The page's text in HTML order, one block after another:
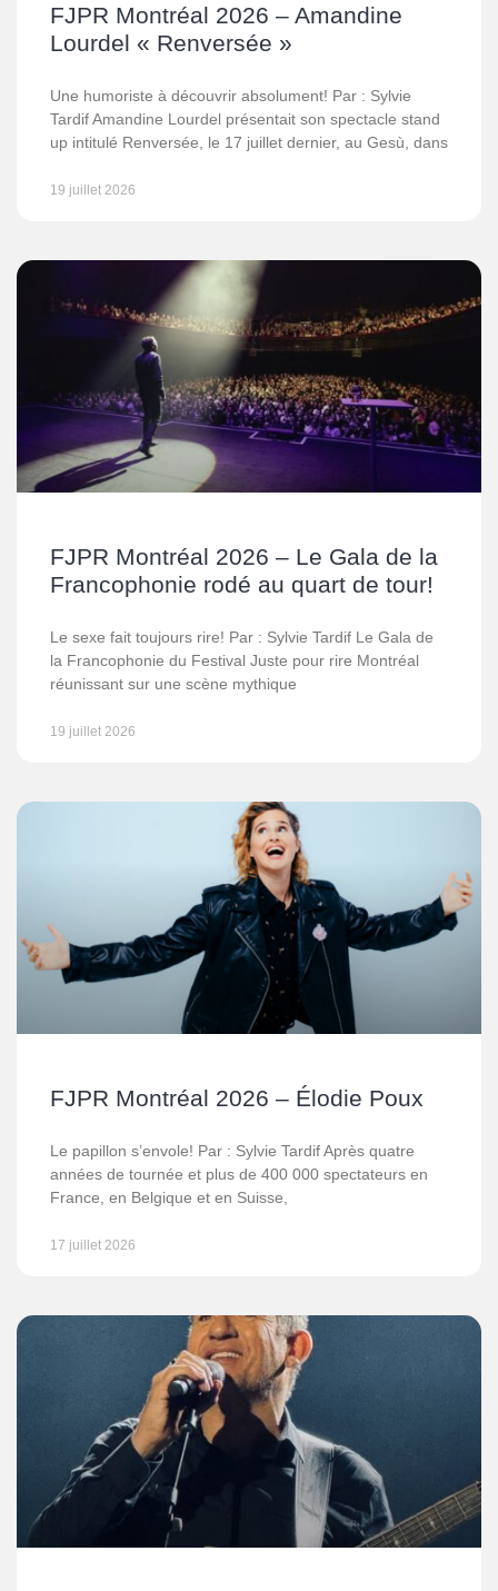
FJPR Montréal 2026 – Amandine
Lourdel « Renversée »
Une humoriste à découvrir absolument! Par : Sylvie
Tardif Amandine Lourdel présentait son spectacle stand
up intitulé Renversée, le 17 juillet dernier, au Gesù, dans
19 juillet 2026
FJPR Montréal 2026 – Le Gala de la
Francophonie rodé au quart de tour!
Le sexe fait toujours rire! Par : Sylvie Tardif Le Gala de
la Francophonie du Festival Juste pour rire Montréal
réunissant sur une scène mythique
19 juillet 2026
FJPR Montréal 2026 – Élodie Poux
Le papillon s’envole! Par : Sylvie Tardif Après quatre
années de tournée et plus de 400 000 spectateurs en
France, en Belgique et en Suisse,
17 juillet 2026